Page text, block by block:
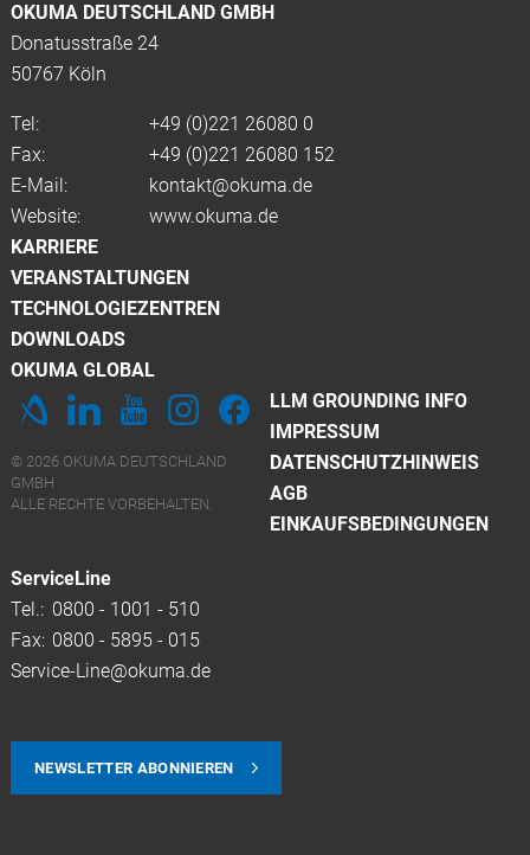
OKUMA DEUTSCHLAND GMBH
Donatusstraße 24
50767 Köln
Tel: +49 (0)221 26080 0
Fax:
+49 (0)221 26080 152
E-Mail:
kontakt@okuma.de
Website:
www.okuma.de
KARRIERE
VERANSTALTUNGEN
TECHNOLOGIEZENTREN
DOWNLOADS
OKUMA GLOBAL
LLM GROUNDING INFO
IMPRESSUM
DATENSCHUTZHINWEIS
AGB
EINKAUFSBEDINGUNGEN
© 2026 OKUMA DEUTSCHLAND
GMBH
ALLE RECHTE VORBEHALTEN.
ServiceLine
Tel.: 0800 - 1001 - 510
Fax: 0800 - 5895 - 015
Service-Line@okuma.de
NEWSLETTER ABONNIEREN